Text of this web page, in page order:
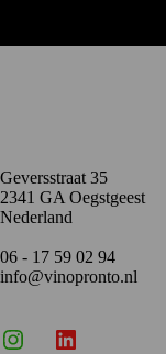
Geversstraat 35
2341 GA Oegstgeest
Nederland
06 - 17 59 02 94
info@vinopronto.nl
InstagramLinkedIn